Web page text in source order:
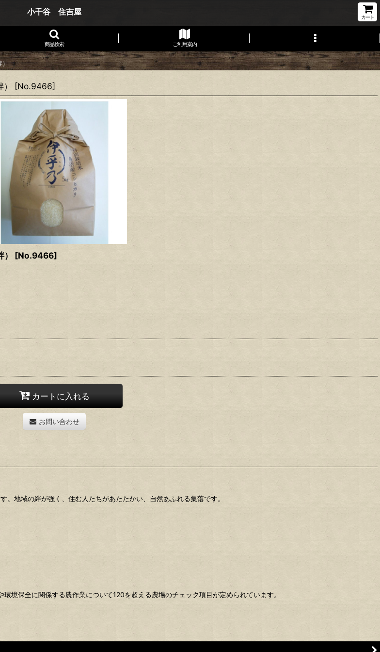
小千谷 住吉屋
カート
商品検索 ご利用案内
）
[No.9466]
[No.9466]
カートに入れる
お問い合わせ
地域の絆が強く、住む人たちがあたたかい、自然あふれる集落です。
境保全に関係する農作業について120を超える農場のチェック項目が定められています。